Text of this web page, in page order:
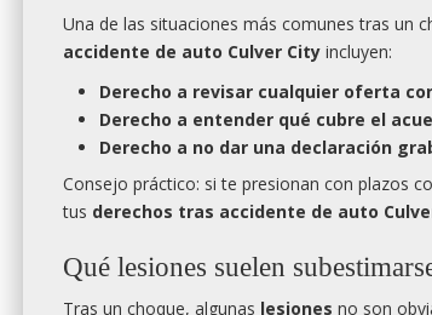
Una de las situaciones más comunes tras un
accidente de auto Culver City incluyen:
Derecho a revisar cualquier oferta
Derecho a entender qué cubre el
Derecho a no dar una declaración
Consejo práctico: si te presionan con plazos
tus derechos tras accidente de auto
Qué lesiones suelen
Tras un choque, algunas lesiones no son